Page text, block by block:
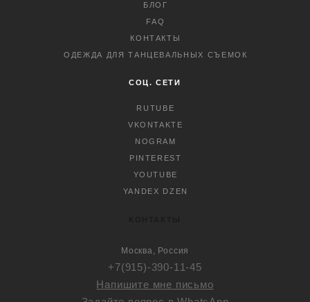
БЛОГ
FAQ
КОНТАКТЫ
ОДЕЖДА ДЛЯ ТАНЦЕВАЛЬНЫХ СЪЕМОК
СОЦ. СЕТИ
RUTUBE
VKONTAKTE
NOGRAM
PINTEREST
YOUTUBE
YANDEX DZEN
Москва, Россия
+7(915)-390-11-45
Напишите мне письмо